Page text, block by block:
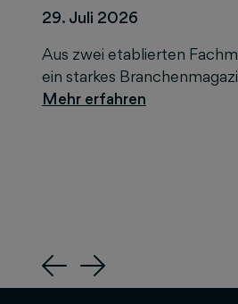
29. Juli 2026
Aus zwei etablierten
ein starkes
Previous
Next